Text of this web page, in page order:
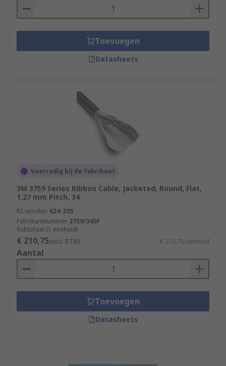
Toevoegen
Datasheets
Voorradig bij de fabrikant
3M 3759 Series Ribbon Cable, Jacketed, Round, Flat,
1.27 mm Pitch, 34
RS-stocknr. 624-335
Fabrikantnummer 3759/34SF
Subtotaal (1 eenheid)
€ 210,75(excl. BTW) € 210,75/eenheid
Aantal
Toevoegen
Datasheets